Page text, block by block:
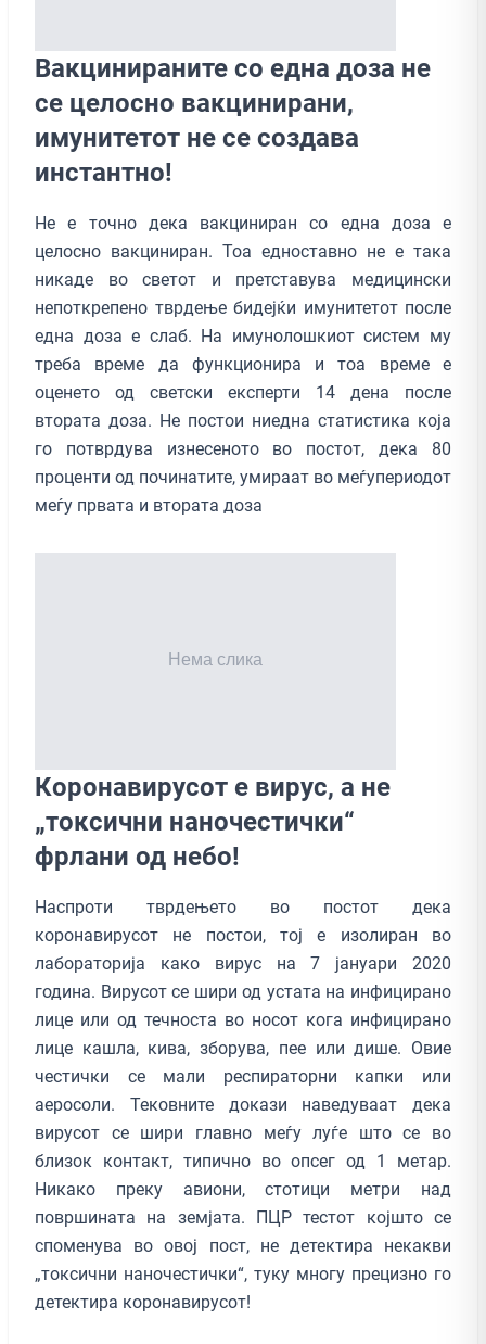
Вакцинираните со една доза не
се целосно вакцинирани,
имунитетот не се создава
инстантно!
Не е точно дека вакциниран со една доза е
целосно вакциниран. Тоа едноставно не е така
никаде во светот и претставува медицински
непоткрепено тврдење бидејќи имунитетот после
една доза е слаб. На имунолошкиот систем му
треба време да функционира и тоа време е
оценето од светски експерти 14 дена после
втората доза. Не постои ниедна статистика која
го потврдува изнесеното во постот, дека 80
проценти од починатите, умираат во меѓупериодот
меѓу првата и втората доза
Коронавирусот е вирус, а не
„токсични наночестички“
фрлани од небо!
Наспроти тврдењето во постот дека
коронавирусот не постои, тој е изолиран во
лабораторија како вирус на 7 јануари 2020
година. Вирусот се шири од устата на инфицирано
лице или од течноста во носот кога инфицирано
лице кашла, кива, зборува, пее или дише. Овие
честички се мали респираторни капки или
аеросоли. Тековните докази наведуваат дека
вирусот се шири главно меѓу луѓе што се во
близок контакт, типично во опсег од 1 метар.
Никако преку авиони, стотици метри над
површината на земјата. ПЦР тестот којшто се
споменува во овој пост, не детектира некакви
„токсични наночестички“, туку многу прецизно го
детектира коронавирусот!